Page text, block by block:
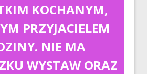
KOCHANYM,
PRZYJACIELEM
NIE MA
WYSTAW ORAZ